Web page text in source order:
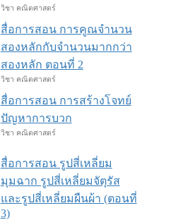
วิชา คณิตศาสตร์
สื่อการสอน การคูณจำนวน
สองหลักกับจำนวนมากกว่า
สองหลัก ตอนที่ 2
วิชา คณิตศาสตร์
สื่อการสอน การสร้างโจทย์
ปัญหาการบวก
วิชา คณิตศาสตร์
สื่อการสอน รูปสี่เหลี่ยม
มุมฉาก รูปสี่เหลี่ยมจัตุรัส
และรูปสี่เหลี่ยมผืนผ้า (ตอนที่
3)